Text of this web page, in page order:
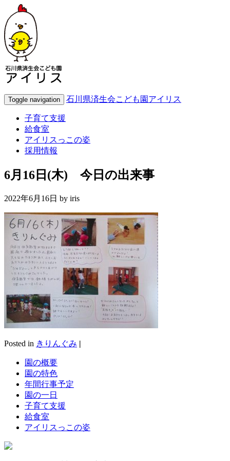
Toggle navigation 石川県済生会こども園アイリス
子育て支援
給食室
アイリスっこの姿
採用情報
6月16日(木) 今日の出来事
2022年6月16日 by iris
Posted in きりんぐみ |
園の概要
園の特色
年間行事予定
園の一日
子育て支援
給食室
アイリスっこの姿